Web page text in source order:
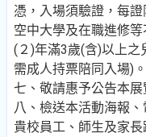
憑，入場須驗證，每
空中大學及在職進修等
(２)年滿3歲(含)以上之
需成人持票陪同入場)。
七、敬請惠予公告本
八、檢送本活動海報
貴校員工、師生及家長